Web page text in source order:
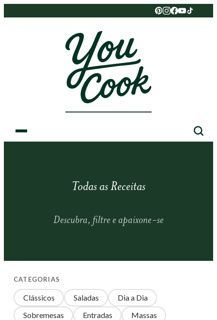
Todas as Receitas
Descubra, filtre e apaixone-se
CATEGORIAS
Clássicos Saladas
Dia a Dia
Sobremesas
Entradas
Massas